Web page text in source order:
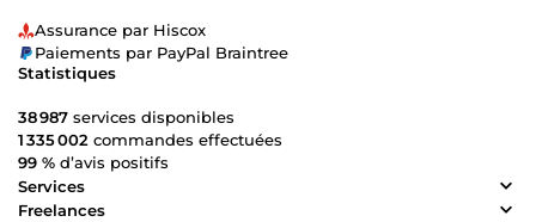
Assurance par Hiscox
Paiements par PayPal Braintree
Statistiques
38 987 services disponibles
1 335 002 commandes effectuées
99 % d’avis positifs
Services
Freelances